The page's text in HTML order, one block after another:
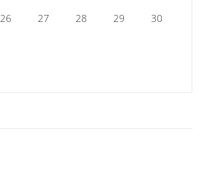
26 27 28 29 30